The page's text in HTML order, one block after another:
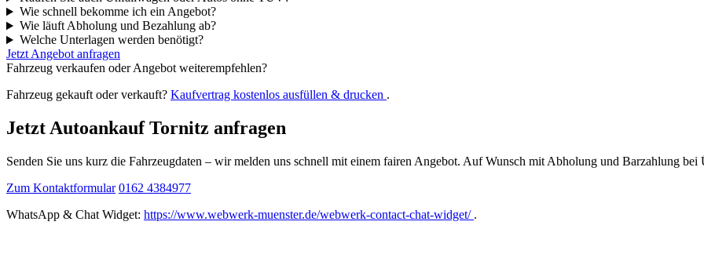
Wie schnell bekomme ich ein Angebot?
Wie läuft Abholung und Bezahlung ab?
Welche Unterlagen werden benötigt?
Jetzt Angebot anfragen
Fahrzeug verkaufen oder Angebot weiterempfehlen?
Fahrzeug gekauft oder verkauft? Kaufvertrag kostenlos ausfüllen & drucken .
Jetzt Autoankauf Tornitz anfragen
Senden Sie uns kurz die Fahrzeugdaten – wir melden uns schnell mit einem fairen Angebot. Auf Wunsch mit Abholung und Barzahlung bei
Zum Kontaktformular 0162 4384977
WhatsApp & Chat Widget: https://www.webwerk-muenster.de/webwerk-contact-chat-widget/ .